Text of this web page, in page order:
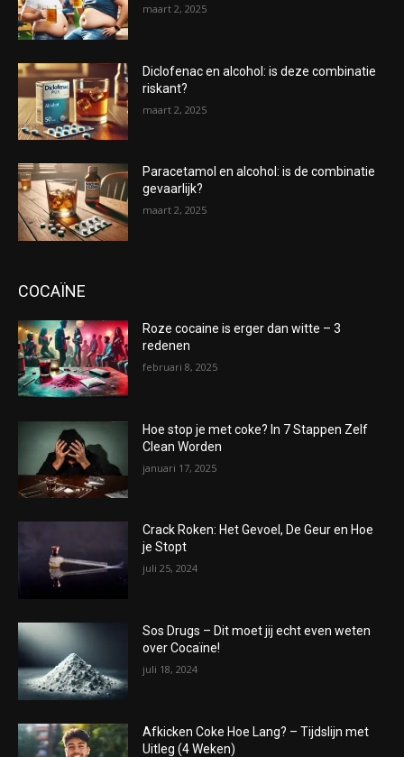
maart 2, 2025
Diclofenac en alcohol: is deze combinatie
riskant?
maart 2, 2025
Paracetamol en alcohol: is de combinatie
gevaarlijk?
maart 2, 2025
COCAÏNE
Roze cocaine is erger dan witte – 3
redenen
februari 8, 2025
Hoe stop je met coke? In 7 Stappen Zelf
Clean Worden
januari 17, 2025
Crack Roken: Het Gevoel, De Geur en Hoe
je Stopt
juli 25, 2024
Sos Drugs – Dit moet jij echt even weten
over Cocaïne!
juli 18, 2024
Afkicken Coke Hoe Lang? – Tijdslijn met
Uitleg (4 Weken)